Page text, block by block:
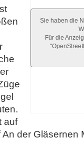
Sie haben die
Für die
auf
der Gläsernen